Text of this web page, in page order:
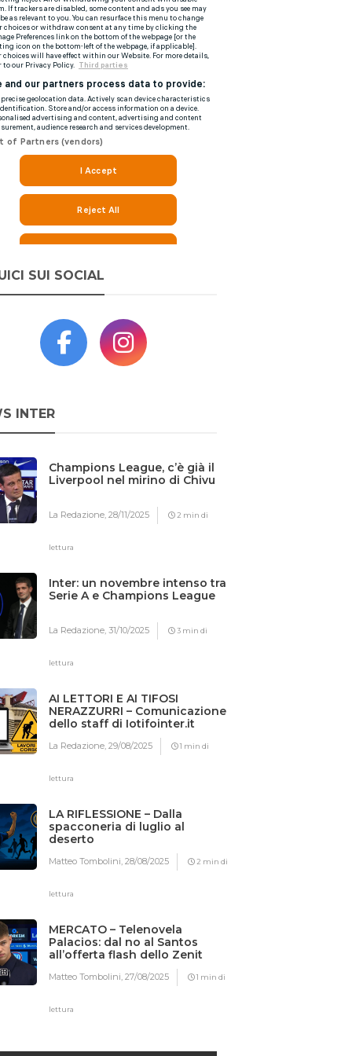
SUI SOCIAL
INTER
Champions League, c’è già il
Liverpool nel mirino di Chivu
La Redazione,28/11/2025 2 min di
lettura
Inter: un novembre intenso tra
Serie A e Champions League
La Redazione,31/10/2025 3 min di
lettura
AI LETTORI E AI TIFOSI
NERAZZURRI – Comunicazione
dello staff di Iotifointer.it
La Redazione,29/08/2025 1 min di
lettura
LA RIFLESSIONE – Dalla
spacconeria di luglio al
deserto
Matteo Tombolini,28/08/2025 2 min di
lettura
MERCATO – Telenovela
Palacios: dal no al Santos
all’offerta flash dello Zenit
Matteo Tombolini,27/08/2025 1 min di
lettura